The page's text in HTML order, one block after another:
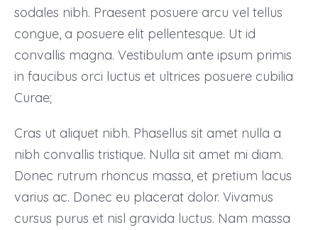
sodales nibh. Praesent posuere arcu vel tellus
congue, a posuere elit pellentesque. Ut id
convallis magna. Vestibulum ante ipsum primis
in faucibus orci luctus et ultrices posuere cubilia
Curae;
Cras ut aliquet nibh. Phasellus sit amet nulla a
nibh convallis tristique. Nulla sit amet mi diam.
Donec rutrum rhoncus massa, et pretium lacus
varius ac. Donec eu placerat dolor. Vivamus
cursus purus et nisl gravida luctus. Nam massa